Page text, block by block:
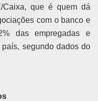
que é quem dá
com o banco e
das empregadas e
segundo dados do